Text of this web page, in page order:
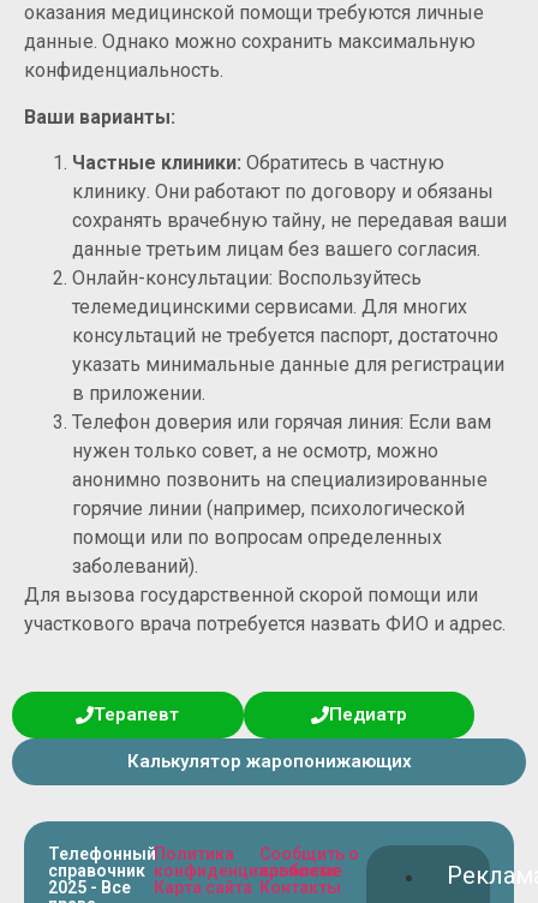
оказания медицинской помощи требуются личные
данные. Однако можно сохранить максимальную
конфиденциальность.
Ваши варианты:
Частные клиники: Обратитесь в частную
клинику. Они работают по договору и обязаны
сохранять врачебную тайну, не передавая ваши
данные третьим лицам без вашего согласия.
Онлайн-консультации: Воспользуйтесь
телемедицинскими сервисами. Для многих
консультаций не требуется паспорт, достаточно
указать минимальные данные для регистрации
в приложении.
Телефон доверия или горячая линия: Если вам
нужен только совет, а не осмотр, можно
анонимно позвонить на специализированные
горячие линии (например, психологической
помощи или по вопросам определенных
заболеваний).
Для вызова государственной скорой помощи или
участкового врача потребуется назвать ФИО и адрес.
Терапевт Педиатр
Калькулятор жаропонижающих
Телефонный
справочник
2025 - Все
Политика
конфиденциальности
Карта сайта
Сообщить о
проблеме
Контакты